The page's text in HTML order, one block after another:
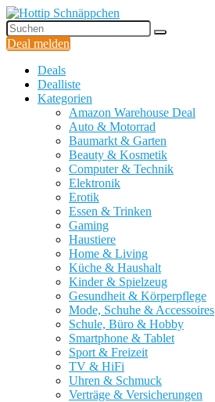
Deal melden
Deals
Dealliste
Kategorien
Amazon Warehouse Deal
Auto & Motorrad
Baumarkt & Garten
Beauty & Kosmetik
Computer & Technik
Elektronik
Erotik
Essen & Trinken
Gaming
Haustiere
Home & Living
Küche & Haushalt
Kinder & Spielzeug
Gesundheit & Körperpflege
Mode, Schuhe & Accessoires
Schule, Büro & Hobby
Smartphone & Tablet
Sport & Freizeit
TV & HiFi
Uhren & Schmuck
Verträge & Versicherungen